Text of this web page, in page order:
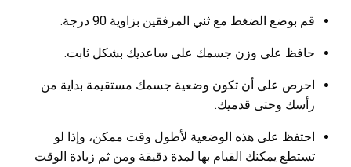
قم بوضع الضغط مع ثني المرفقين بزاوية 90 درجة.
حافظ على وزن جسمك على ساعديك بشكل ثابت.
احرص على أن تكون وضعية جسمك مستقيمة بداية من
رأسك وحتى قدميك.
احتفظ على هذه الوضعية لأطول وقت ممكن، وإذا لو
تستطع يمكنك القيام بها لمدة دقيقة ومن ثم زيادة الوقت